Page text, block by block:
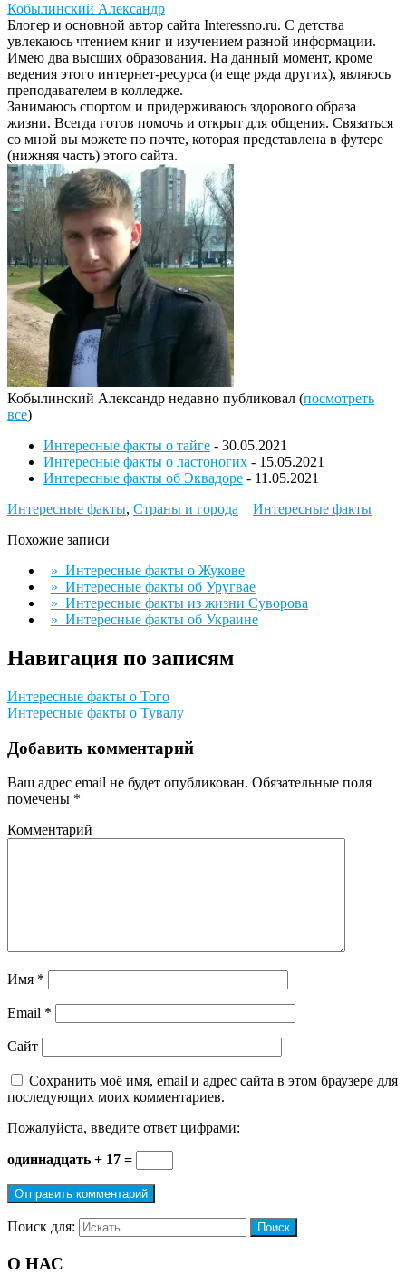
Кобылинский Александр
Блогер и основной автор сайта Interessno.ru. С детства
увлекаюсь чтением книг и изучением разной информации.
Имею два высших образования. На данный момент, кроме
ведения этого интернет-ресурса (и еще ряда других), являюсь
преподавателем в колледже.
Занимаюсь спортом и придерживаюсь здорового образа
жизни. Всегда готов помочь и открыт для общения. Связаться
со мной вы можете по почте, которая представлена в футере
(нижняя часть) этого сайта.
Кобылинский Александр недавно публиковал (посмотреть
все)
Интересные факты о тайге - 30.05.2021
Интересные факты о ластоногих - 15.05.2021
Интересные факты об Эквадоре - 11.05.2021
Интересные факты, Страны и города
Интересные факты
Похожие записи
» Интересные факты о Жукове
» Интересные факты об Уругвае
» Интересные факты из жизни Суворова
» Интересные факты об Украине
Навигация по записям
Интересные факты о Того
Интересные факты о Тувалу
Добавить комментарий
Ваш адрес email не будет опубликован. Обязательные поля
помечены *
Комментарий
Имя *
Email *
Сайт
Сохранить моё имя, email и адрес сайта в этом браузере для
последующих моих комментариев.
Пожалуйста, введите ответ цифрами:
одиннадцать + 17 =
Поиск для: Поиск
О НАС